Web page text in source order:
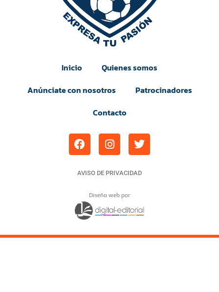
Inicio
Quienes somos
Anúnciate con nosotros
Patrocinadores
Contacto
AVISO DE PRIVACIDAD
Diseño web por